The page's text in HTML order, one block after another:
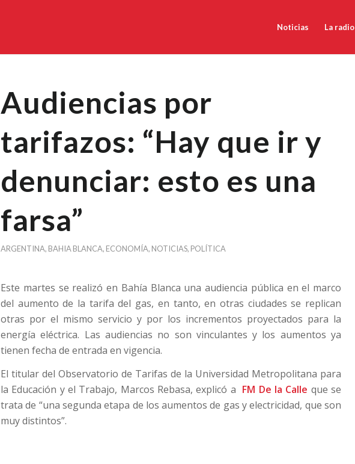
Noticias La radio
Audiencias por
tarifazos: “Hay que ir y
denunciar: esto es una
farsa”
ARGENTINA, BAHIA BLANCA, ECONOMÍA, NOTICIAS, POLÍTICA
Este martes se realizó en Bahía Blanca una audiencia pública en el marco
del aumento de la tarifa del gas, en tanto, en otras ciudades se replican
otras por el mismo servicio y por los incrementos proyectados para la
energía eléctrica. Las audiencias no son vinculantes y los aumentos ya
tienen fecha de entrada en vigencia.
El titular del Observatorio de Tarifas de la Universidad Metropolitana para
la Educación y el Trabajo, Marcos Rebasa, explicó a FM De la Calle que se
trata de “una segunda etapa de los aumentos de gas y electricidad, que son
muy distintos”.